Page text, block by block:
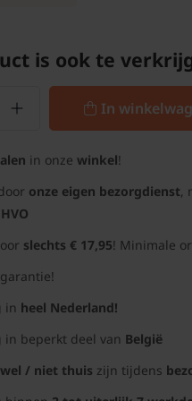
is ook te
In
in onze winkel!
onze eigen bezorgdienst,
HVO
slechts € 17,95! Minimale
garantie!
in heel Nederland!
in beperkt deel van België
wel / niet thuis zijn tijdens